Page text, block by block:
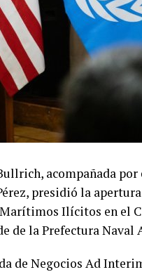
acompañada por
presidió la
Ilícitos en el
de la Prefectura Naval
de Negocios Ad